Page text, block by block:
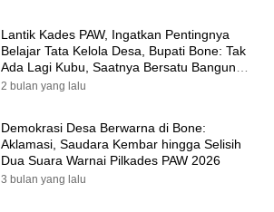
Lantik Kades PAW, Ingatkan Pentingnya
Belajar Tata Kelola Desa, Bupati Bone: Tak
Ada Lagi Kubu, Saatnya Bersatu Bangun
Desa
2 bulan yang lalu
Demokrasi Desa Berwarna di Bone:
Aklamasi, Saudara Kembar hingga Selisih
Dua Suara Warnai Pilkades PAW 2026
3 bulan yang lalu